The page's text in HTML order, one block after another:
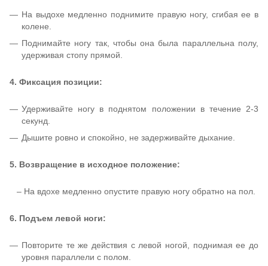
На выдохе медленно поднимите правую ногу, сгибая ее в
колене.
Поднимайте ногу так, чтобы она была параллельна полу,
удерживая стопу прямой.
4. Фиксация позиции:
Удерживайте ногу в поднятом положении в течение 2-3
секунд.
Дышите ровно и спокойно, не задерживайте дыхание.
5. Возвращение в исходное положение:
– На вдохе медленно опустите правую ногу обратно на пол.
6. Подъем левой ноги:
Повторите те же действия с левой ногой, поднимая ее до
уровня параллели с полом.